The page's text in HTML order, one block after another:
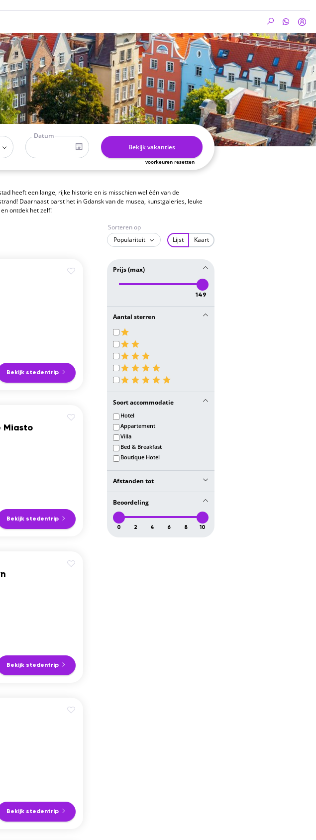
Datum
Bekijk vakanties
voorkeuren resetten
heeft een lange, rijke historie en is misschien wel één van de
Daarnaast barst het in Gdansk van de musea, kunstgaleries, leuke
en ontdek het zelf!
Bekijk stedentrip
Miasto
Bekijk stedentrip
Bekijk stedentrip
Bekijk stedentrip
Sorteren op
Populariteit
Lijst Kaart
Prijs (max)
149
Aantal sterren
Soort accommodatie
Hotel
Appartement
Villa
Bed & Breakfast
Boutique Hotel
Afstanden tot
Mariakerk
Beoordeling
0 2 4 6 8 10